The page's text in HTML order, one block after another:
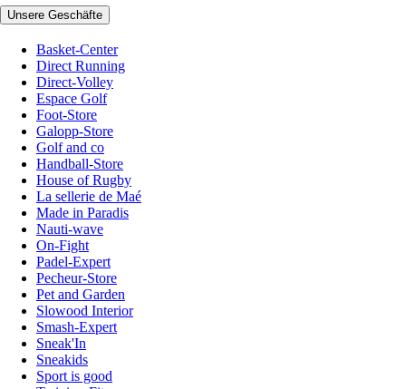
Unsere Geschäfte
Basket-Center
Direct Running
Direct-Volley
Espace Golf
Foot-Store
Galopp-Store
Golf and co
Handball-Store
House of Rugby
La sellerie de Maé
Made in Paradis
Nauti-wave
On-Fight
Padel-Expert
Pecheur-Store
Pet and Garden
Slowood Interior
Smash-Expert
Sneak'In
Sneakids
Sport is good